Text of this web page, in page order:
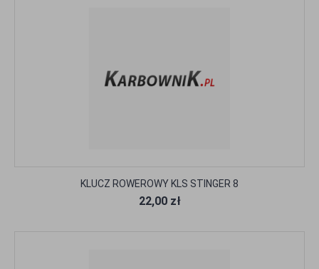
KLUCZ ROWEROWY KLS STINGER 8
22,00 zł